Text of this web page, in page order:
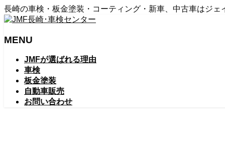
長崎の車検・板金塗装・コーティング・新車、中古車はジェ
MENU
JMFが選ばれる理由
車検
板金塗装
自動車販売
お問い合わせ